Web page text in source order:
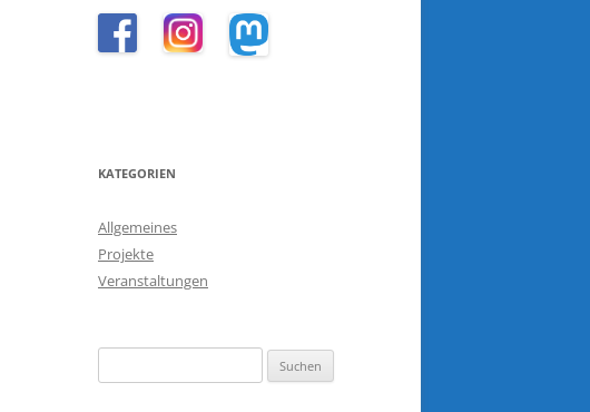
KATEGORIEN
Allgemeines
Projekte
Veranstaltungen
nach: